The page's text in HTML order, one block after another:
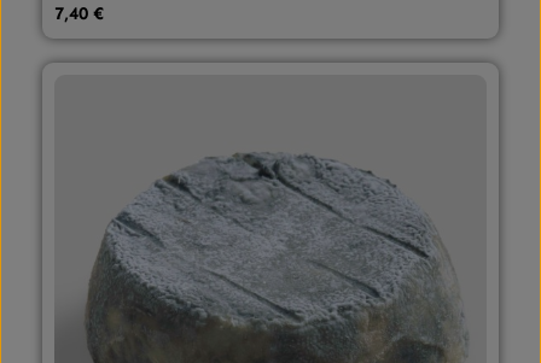
Regulärer Preis:
7,40 €